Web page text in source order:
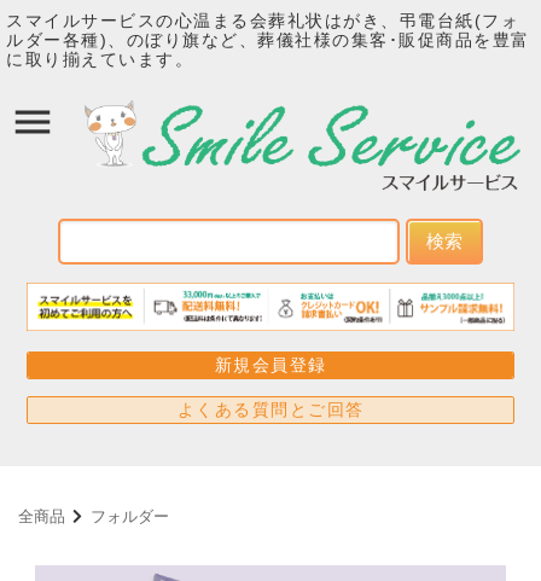
スマイルサービスの心温まる会葬礼状はがき、弔電台紙(フォ
ルダー各種)、のぼり旗など、葬儀社様の集客･販促商品を豊富
に取り揃えています。
検索
新規会員登録
よくある質問とご回答
全商品 フォルダー